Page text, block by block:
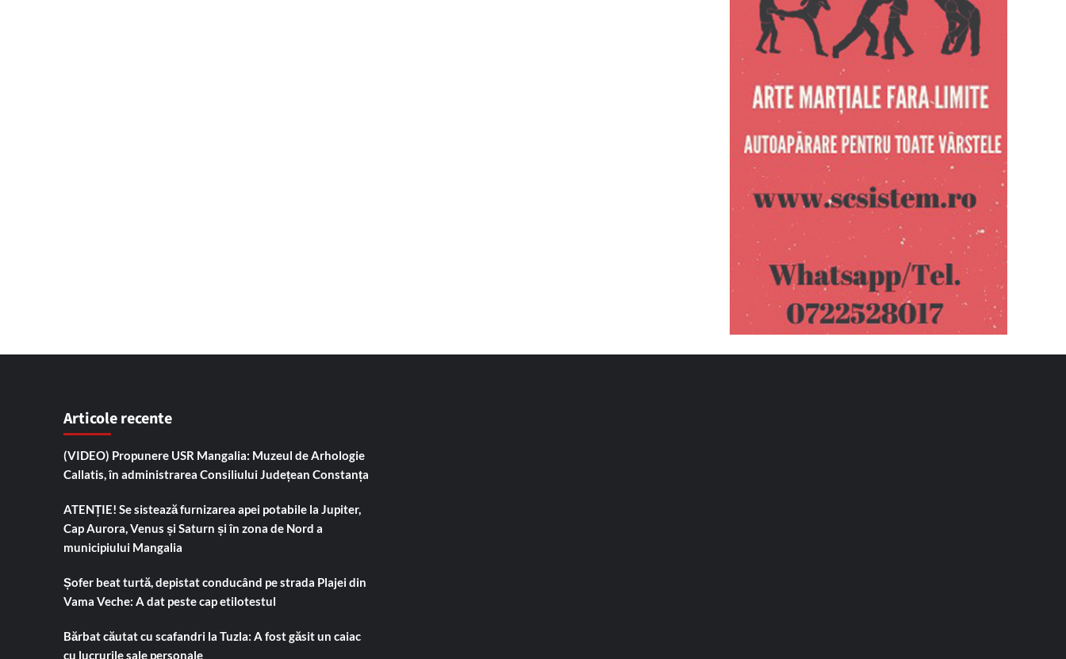
Articole recente
(VIDEO) Propunere USR Mangalia: Muzeul de Arhologie
Callatis, în administrarea Consiliului Județean Constanța
ATENȚIE! Se sistează furnizarea apei potabile la Jupiter,
Cap Aurora, Venus și Saturn și în zona de Nord a
municipiului Mangalia
Șofer beat turtă, depistat conducând pe strada Plajei din
Vama Veche: A dat peste cap etilotestul
Bărbat căutat cu scafandri la Tuzla: A fost găsit un caiac
cu lucrurile sale personale